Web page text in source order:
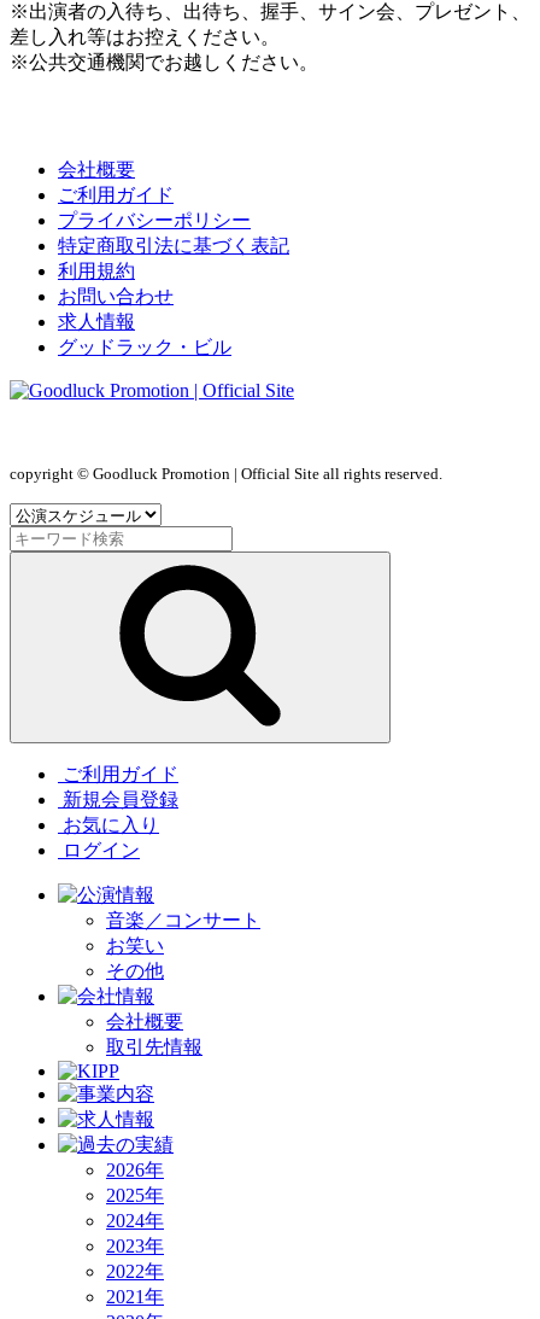
※出演者の入待ち、出待ち、握手、サイン会、プレゼント、
差し入れ等はお控えください。
※公共交通機関でお越しください。
会社概要
ご利用ガイド
プライバシーポリシー
特定商取引法に基づく表記
利用規約
お問い合わせ
求人情報
グッドラック・ビル
copyright © Goodluck Promotion | Official Site all rights reserved.
ご利用ガイド
新規会員登録
お気に入り
ログイン
音楽／コンサート
お笑い
その他
会社概要
取引先情報
2026年
2025年
2024年
2023年
2022年
2021年